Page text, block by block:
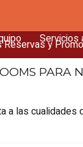
Servicios
y
PARA
las